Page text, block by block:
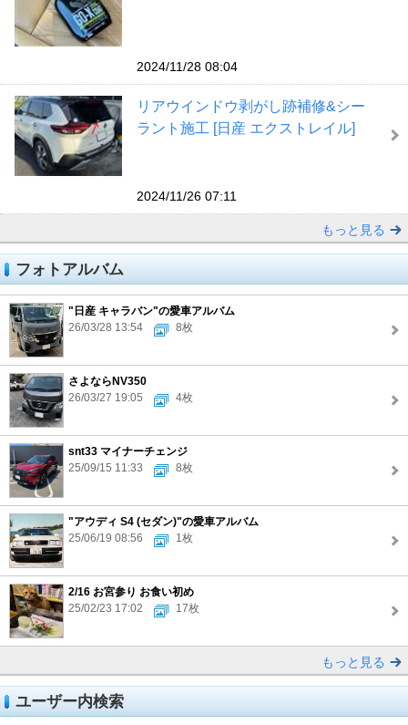
2024/11/28 08:04
リアウインドウ剥がし跡補修&シー
ラント施工 [日産 エクストレイル]
2024/11/26 07:11
もっと見る
フォトアルバム
"日産 キャラバン"の愛車アルバム
26/03/28 13:54
8枚
さよならNV350
26/03/27 19:05
4枚
snt33 マイナーチェンジ
25/09/15 11:33
8枚
"アウディ S4 (セダン)"の愛車アルバム
25/06/19 08:56
1枚
2/16 お宮参り お食い初め
25/02/23 17:02
17枚
もっと見る
ユーザー内検索